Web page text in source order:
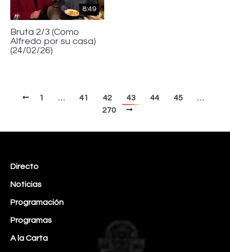
8:49
Bruta 2/3 (Como
Alfredo por su casa)
(24/02/26)
1 … 41 42 43 44 45
…
270
Directo
Noticias
Programación
Programas
A la Carta